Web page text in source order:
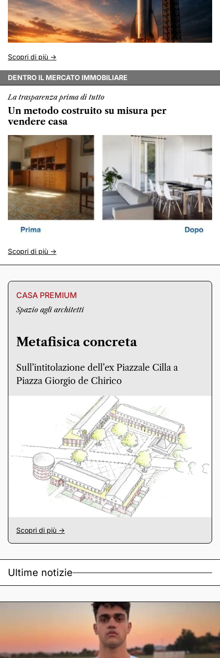
Scopri di più ->
DENTRO IL MERCATO IMMOBILIARE
La trasparenza prima di tutto
Un metodo costruito su misura per
vendere casa
Scopri di più ->
CASA PREMIUM
Spazio agli architetti
Metafisica concreta
Sull’intitolazione dell’ex Piazzale Cilla a
Piazza Giorgio de Chirico
Scopri di più ->
Ultime notizie